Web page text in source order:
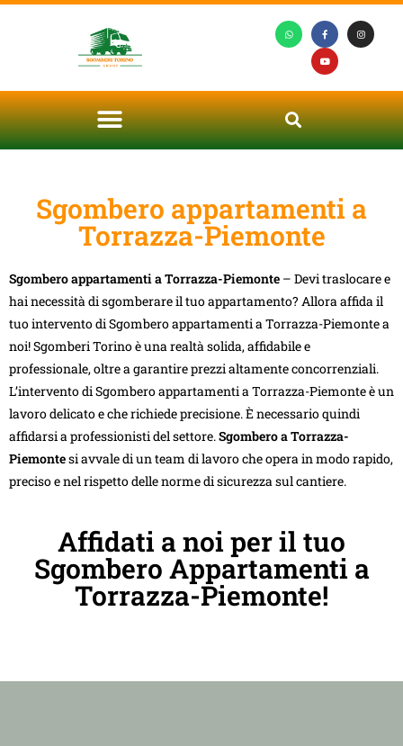
Sgombero appartamenti a
Torrazza-Piemonte
Sgombero appartamenti a Torrazza-Piemonte – Devi traslocare e
hai necessità di sgomberare il tuo appartamento? Allora affida il
tuo intervento di Sgombero appartamenti a Torrazza-Piemonte a
noi! Sgomberi Torino è una realtà solida, affidabile e
professionale, oltre a garantire prezzi altamente concorrenziali.
L’intervento di Sgombero appartamenti a Torrazza-Piemonte è un
lavoro delicato e che richiede precisione. È necessario quindi
affidarsi a professionisti del settore.Sgombero a Torrazza-
Piemontesi avvale di un team di lavoro che opera in modo rapido,
preciso e nel rispetto delle norme di sicurezza sul cantiere.
Affidati a noi per il tuo
Sgombero Appartamenti a
Torrazza-Piemonte!